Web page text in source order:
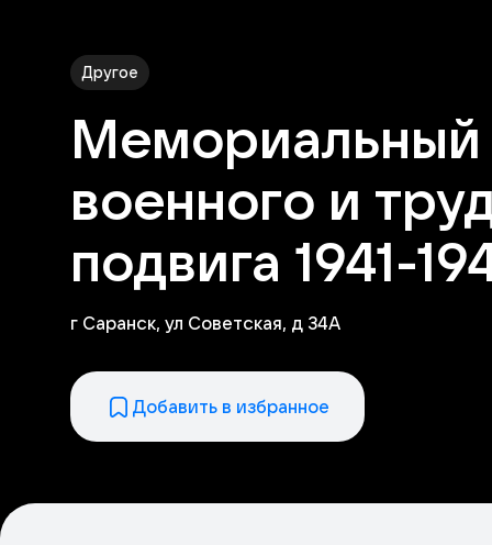
Другое
Мемориальный
военного и
подвига 1941-
г Саранск, ул Советская, д 34А
Добавить в избранное